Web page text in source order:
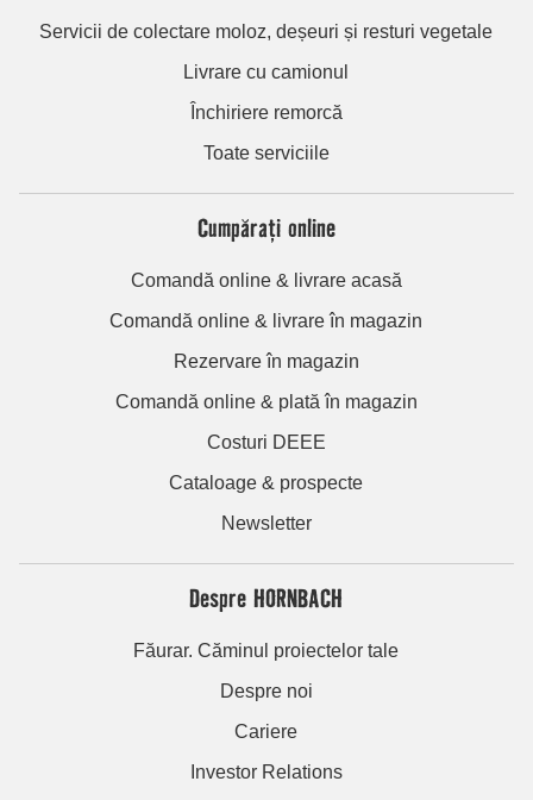
Servicii de colectare moloz, deșeuri și resturi vegetale
Livrare cu camionul
Închiriere remorcă
Toate serviciile
Cumpărați online
Comandă online & livrare acasă
Comandă online & livrare în magazin
Rezervare în magazin
Comandă online & plată în magazin
Costuri DEEE
Cataloage & prospecte
Newsletter
Despre HORNBACH
Făurar. Căminul proiectelor tale
Despre noi
Cariere
Investor Relations